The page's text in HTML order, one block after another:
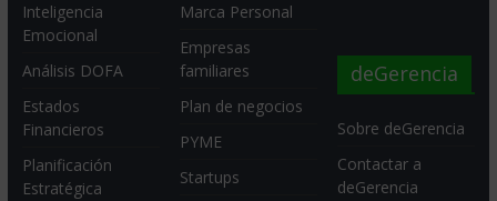
Inteligencia
Emocional
Análisis DOFA
Estados
Financieros
Planificación
Estratégica
Marca Personal
Empresas
familiares
Plan de negocios
PYME
Startups
deGerencia
Sobre deGerencia
Contactar a
deGerencia